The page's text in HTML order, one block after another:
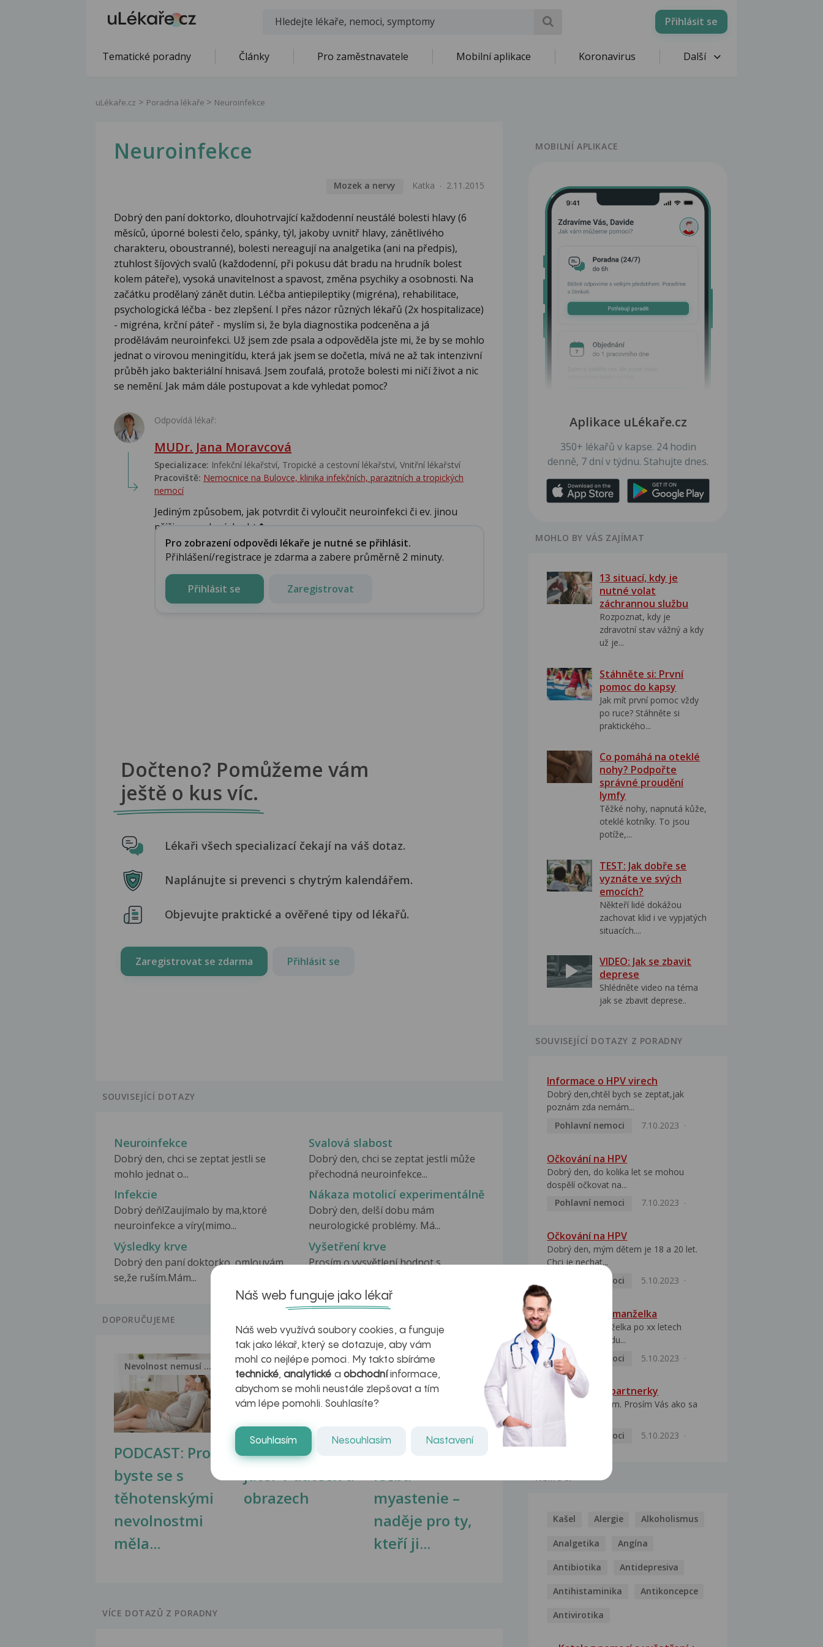
Přihlásit se
Tematické poradny Články Pro zaměstnavatele Mobilní aplikace Koronavirus Další
uLékaře.cz Poradna lékaře Neuroinfekce
Neuroinfekce
Mozek a nervy Katka 2.11.2015
Dobrý den paní doktorko, dlouhotrvající každodenní neustálé bolesti hlavy (6
měsíců, úporné bolesti čelo, spánky, týl, jakoby uvnitř hlavy, zánětlivého
charakteru, oboustranné), bolesti nereagují na analgetika (ani na předpis),
ztuhlost šíjových svalů (každodenní, při pokusu dát bradu na hrudník bolest
kolem páteře), vysoká unavitelnost a spavost, změna psychiky a osobnosti. Na
začátku prodělaný zánět dutin. Léčba antiepileptiky (migréna), rehabilitace,
psychologická léčba - bez zlepšení. I přes názor různých lékařů (2x hospitalizace)
- migréna, krční páteř - myslím si, že byla diagnostika podceněna a já
prodělávám neuroinfekci. Už jsem zde psala a odpověděla jste mi, že by se mohlo
jednat o virovou meningitídu, která jak jsem se dočetla, mívá ne až tak intenzivní
průběh jako bakteriální hnisavá. Jsem zoufalá, protože bolesti mi ničí život a nic
se nemění. Jak mám dále postupovat a kde vyhledat pomoc?
Odpovídá lékař:
MUDr. Jana Moravcová
Specializace: Infekční lékařství‎, Tropické a cestovní lékařství‎, Vnitřní lékařství
Pracoviště: Nemocnice na Bulovce, klinika infekčních, parazitních a tropických
nemocí
Jediným způsobem, jak potvrdit či vyloučit neuroinfekci či ev. jinou
příčinu uvedených obt�...
Pro zobrazení odpovědi lékaře je nutné se přihlásit.
Přihlášení/registrace je zdarma a zabere průměrně 2 minuty.
Přihlásit se Zaregistrovat
Dočteno? Pomůžeme vám
ještě o kus víc.
Lékaři všech specializací čekají na váš dotaz.
Naplánujte si prevenci s chytrým kalendářem.
Objevujte praktické a ověřené tipy od lékařů.
Zaregistrovat se zdarma Přihlásit se
SOUVISEJÍCÍ DOTAZY
Neuroinfekce
Dobrý den, chci se zeptat jestli se
mohlo jednat o...
Svalová slabost
Dobrý den, chci se zeptat jestli může
přechodná neuroinfekce...
Infekcie
Dobrý deň!Zaujímalo by ma,ktoré
neuroinfekce a víry(mimo...
Nákaza motolicí experimentálně
Dobrý den, delší dobu mám
neurologické problémy. Má...
Výsledky krve
Dobrý den paní doktorko, omlouvám
se,že ruším.Mám...
Vyšetření krve
Prosím o vysvětlení hodnot s
DOPORUČUJEME
PODCAST: Proč
byste se s
těhotenskými
nevolnostmi
měla...
Nevolnost nemusí být nutnou...
Ztukovatění
jater v datech a
obrazech
Jak na zdravá játra?
léčba
myastenie –
naděje pro ty,
kteří ji...
VÍCE DOTAZŮ Z PORADNY
MOBILNÍ APLIKACE
Aplikace uLékaře.cz
350+ lékařů v kapse. 24 hodin
denně, 7 dní v týdnu. Stahujte dnes.
MOHLO BY VÁS ZAJÍMAT
13 situací, kdy je
nutné volat
záchrannou službu
Rozpoznat, kdy je
zdravotní stav vážný a kdy
už je...
Stáhněte si: První
pomoc do kapsy
Jak mít první pomoc vždy
po ruce? Stáhněte si
praktického...
Co pomáhá na oteklé
nohy? Podpořte
správné proudění
lymfy
Těžké nohy, napnutá kůže,
oteklé kotníky. To jsou
potíže,...
TEST: Jak dobře se
vyznáte ve svých
emocích?
Někteří lidé dokážou
zachovat klid i ve vypjatých
situacích....
VIDEO: Jak se zbavit
deprese
Shlédněte video na téma
jak se zbavit deprese..
SOUVISEJÍCÍ DOTAZY Z PORADNY
Informace o HPV virech
Dobrý den,chtěl bych se zeptat,jak
poznám zda nemám...
Pohlavní nemoci
7.10.2023
Očkování na HPV
Dobrý den, do kolika let se mohou
dospělí očkovat na...
Pohlavní nemoci
7.10.2023
Očkování na HPV
Dobrý den, mým dětem je 18 a 20 let.
Chci je nechat...
Pohlavní nemoci
5.10.2023
HPV pozitivní manželka
Dobrý den, manželka po xx letech
přivezla z Východu...
Pohlavní nemoci
5.10.2023
HPV typ 52 u partnerky
Dobrý deň prajem. Prosím Vás ako sa
Pohlavní nemoci
5.10.2023
NEMOCI
Kašel Alergie Alkoholismus
Analgetika Angína
Antibiotika Antidepresiva
Antihistaminika Antikoncepce
Antivirotika
Náš web funguje jako lékař
Náš web využívá soubory cookies, a funguje
tak jako lékař, který se dotazuje, aby vám
mohl co nejlépe pomoci. My takto sbíráme
technické,analytické a obchodníinformace,
abychom se mohli neustále zlepšovat a tím
vám lépe pomohli. Souhlasíte?
Souhlasím Nesouhlasím Nastavení